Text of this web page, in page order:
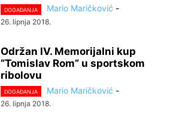
DOGAĐANJA Mario Maričković -
26. lipnja 2018.
Održan IV. Memorijalni kup
“Tomislav Rom” u sportskom
ribolovu
DOGAĐANJA Mario Maričković -
26. lipnja 2018.